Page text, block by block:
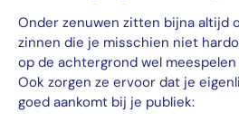
Onder zenuwen zitten bijna altijd
zinnen die je misschien niet
op de achtergrond wel
Ook zorgen ze ervoor dat je
goed aankomt bij je publiek: